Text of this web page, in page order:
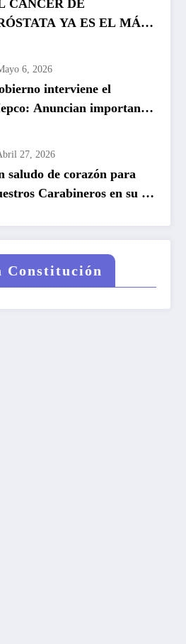
CÁNCER DE
YA ES EL MÁS
SALVA VIDAS
6, 2026
interviene el
Anuncian importante
27, 2026
saludo de corazón para
Carabineros en su 99
Constitución